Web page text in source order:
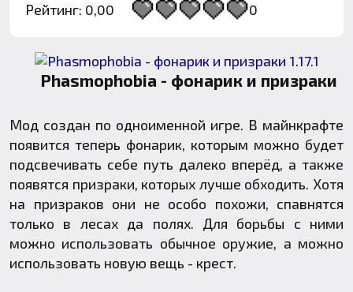
Рейтинг: 0,00
0
Phasmophobia - фонарик и призраки
Мод создан по одноименной игре. В майнкрафте
появится теперь фонарик, которым можно будет
подсвечивать себе путь далеко вперёд, а также
появятся призраки, которых лучше обходить. Хотя
на призраков они не особо похожи, спавнятся
только в лесах да полях. Для борьбы с ними
можно использовать обычное оружие, а можно
использовать новую вещь - крест.